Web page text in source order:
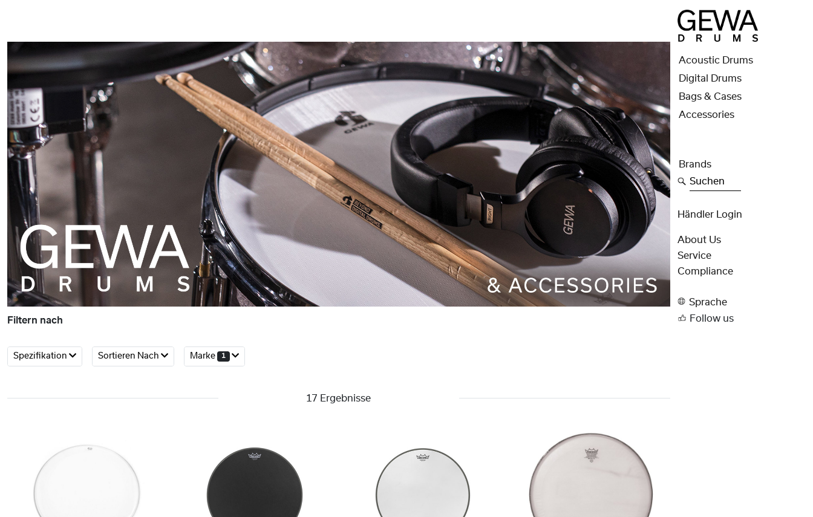
Filtern nach
Spezifikation Sortieren Nach Marke 1
17 Ergebnisse
Acoustic Drums
Digital Drums
Bags & Cases
Accessories
Brands
Suchen
Händler Login
About Us
Service
Compliance
Sprache
Follow us